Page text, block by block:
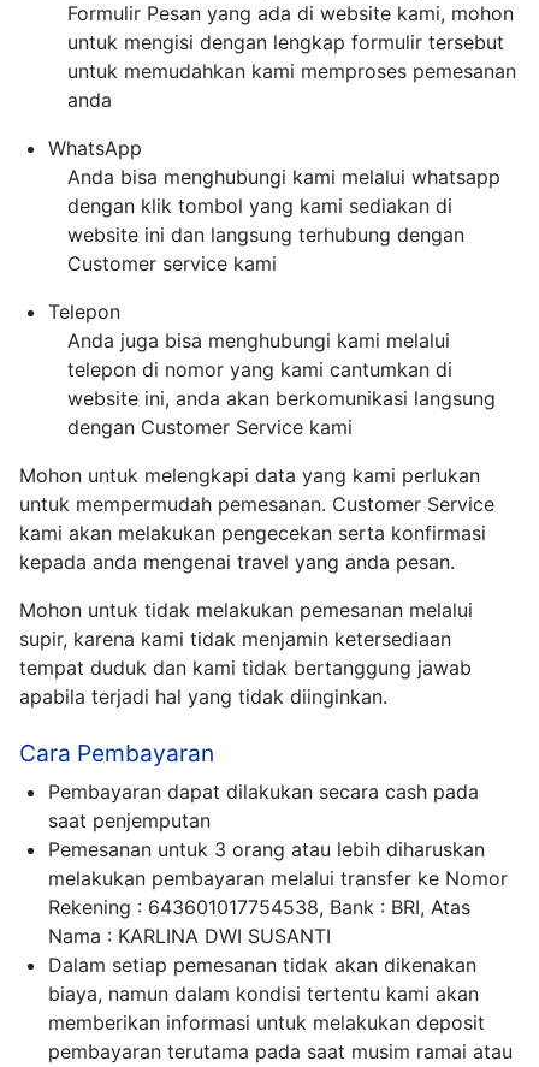
Formulir Pesan yang ada di website kami, mohon
untuk mengisi dengan lengkap formulir tersebut
untuk memudahkan kami memproses pemesanan
anda
WhatsApp
Anda bisa menghubungi kami melalui whatsapp
dengan klik tombol yang kami sediakan di
website ini dan langsung terhubung dengan
Customer service kami
Telepon
Anda juga bisa menghubungi kami melalui
telepon di nomor yang kami cantumkan di
website ini, anda akan berkomunikasi langsung
dengan Customer Service kami
Mohon untuk melengkapi data yang kami perlukan
untuk mempermudah pemesanan. Customer Service
kami akan melakukan pengecekan serta konfirmasi
kepada anda mengenai travel yang anda pesan.
Mohon untuk tidak melakukan pemesanan melalui
supir, karena kami tidak menjamin ketersediaan
tempat duduk dan kami tidak bertanggung jawab
apabila terjadi hal yang tidak diinginkan.
Cara Pembayaran
Pembayaran dapat dilakukan secara cash pada
saat penjemputan
Pemesanan untuk 3 orang atau lebih diharuskan
melakukan pembayaran melalui transfer ke Nomor
Rekening : 643601017754538, Bank : BRI, Atas
Nama : KARLINA DWI SUSANTI
Dalam setiap pemesanan tidak akan dikenakan
biaya, namun dalam kondisi tertentu kami akan
memberikan informasi untuk melakukan deposit
pembayaran terutama pada saat musim ramai atau